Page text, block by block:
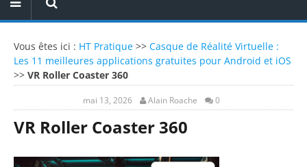
Vous êtes ici : HT Pratique >> Casque de Réalité Virtuelle :
Les 11 meilleures applications gratuites pour Android et iOS
>> VR Roller Coaster 360
mai 13, 2026 Alain Roache 0
VR Roller Coaster 360